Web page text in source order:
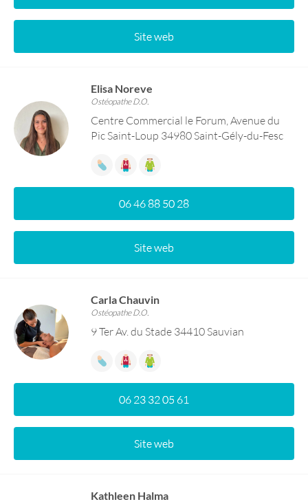
Site web
Elisa Noreve
Ostéopathe D.O.
Centre Commercial le Forum, Avenue du
Pic Saint-Loup 34980 Saint-Gély-du-Fesc
06 46 88 50 28
Site web
Carla Chauvin
Ostéopathe D.O.
9 Ter Av. du Stade 34410 Sauvian
06 23 32 05 61
Site web
Kathleen Halma